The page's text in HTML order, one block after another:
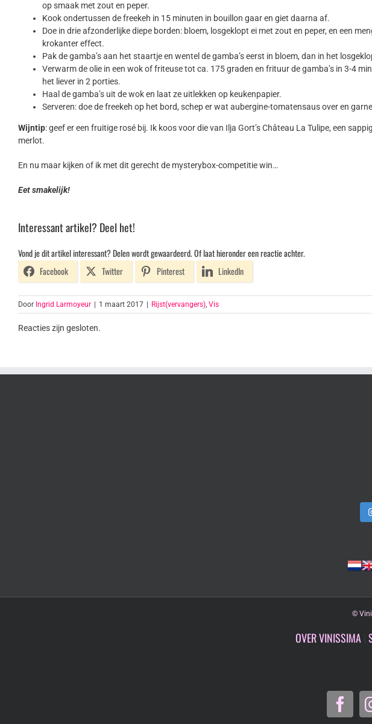
op smaak met zout en peper.
Kook ondertussen de freekeh in 15 minuten in bouillon gaar en giet daarna af.
Doe in drie afzonderlijke diepe borden: bloem, losgeklopt ei met zout en peper, en een
krokanter effect.
Pak de gamba’s aan het staartje en wentel de gamba’s eerst in bloem, dan in het
Verwarm de olie in een wok of friteuse tot ca. 175 graden en frituur de gamba’s in 3-4
het liever in 2 porties.
Haal de gamba’s uit de wok en laat ze uitlekken op keukenpapier.
Serveren: doe de freekeh op het bord, schep er wat aubergine-tomatensaus over en
Wijntip: geef er een fruitige rosé bij. Ik koos voor die van Ilja Gort’s Château La Tulipe, een
merlot.
En nu maar kijken of ik met dit gerecht de mysterybox-competitie win…
Eet smakelijk!
Interessant artikel? Deel het!
Vond je dit artikel interessant? Delen wordt gewaardeerd. Of laat hieronder een reactie achter.
Facebook
Twitter Pinterest LinkedIn
Door Ingrid Larmoyeur 1 maart 2017 Rijst(vervangers), Vis
Reacties zijn gesloten.
©
OVER VINISSIMA